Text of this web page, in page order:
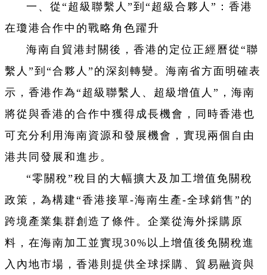
一、從“超級聯繫人”到“超級合夥人”：香港
在瓊港合作中的戰略角色躍升
海南自貿港封關後，香港的定位正經曆從“聯
繫人”到“合夥人”的深刻轉變。海南省方面明確表
示，香港作為“超級聯繫人、超級增值人”，海南
將從與香港的合作中獲得成長機會，同時香港也
可充分利用海南資源和發展機會，實現兩個自由
港共同發展和進步。
“零關稅”稅目的大幅擴大及加工增值免關稅
政策，為構建“香港接單-海南生產-全球銷售”的
跨境產業集群創造了條件。企業從海外採購原
料，在海南加工並實現30%以上增值後免關稅進
入內地市場，香港則提供全球採購、貿易融資與